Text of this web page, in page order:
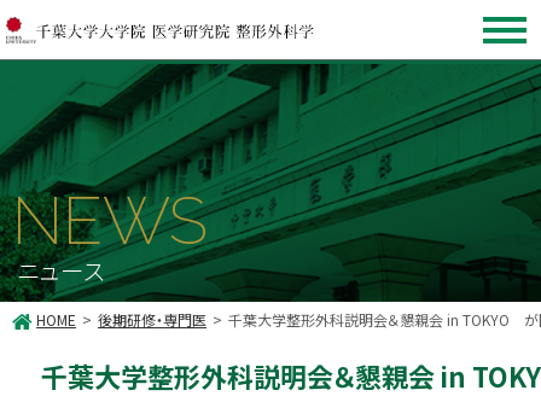
NEWS
ニュース
HOME 後期研修・専門医 千葉大学整形外科説明会＆懇親会 in TOKYO が
千葉大学整形外科説明会＆懇親会 in